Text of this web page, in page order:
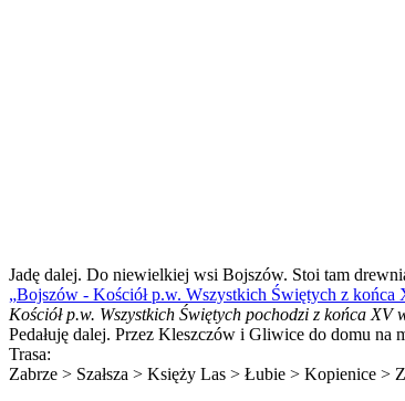
Jadę dalej. Do niewielkiej wsi Bojszów. Stoi tam
Bojszów - Kościół p.w. Wszystkich Świętych z końca
Kościół p.w. Wszystkich Świętych pochodzi z końca
Pedałuję dalej. Przez Kleszczów i Gliwice do domu na
Trasa:
Zabrze > Szałsza > Księży Las > Łubie > Kopienice